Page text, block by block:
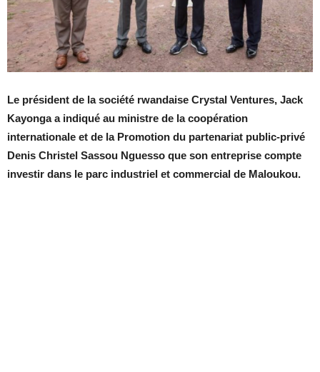
Le président de la société rwandaise Crystal Ventures, Jack
Kayonga a indiqué au ministre de la coopération
internationale et de la Promotion du partenariat public-privé
Denis Christel Sassou Nguesso que son entreprise compte
investir dans le parc industriel et commercial de Maloukou.